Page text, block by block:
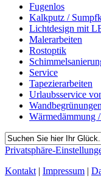
Fugenlos
Kalkputz /
Lichtdesign mit
Malerarbeiten
Rostoptik
Service
Tapezierarbeiten
Urlaubsservice
Wandbegrünungen
Wärmedämmung
Privatsphäre-
Kontakt | Impressum |